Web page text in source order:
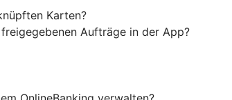
Karten?
Aufträge in der App?